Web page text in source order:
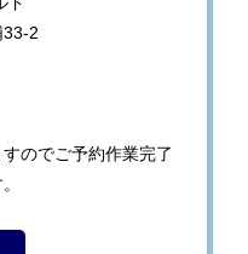
2
のでご予約作業完了